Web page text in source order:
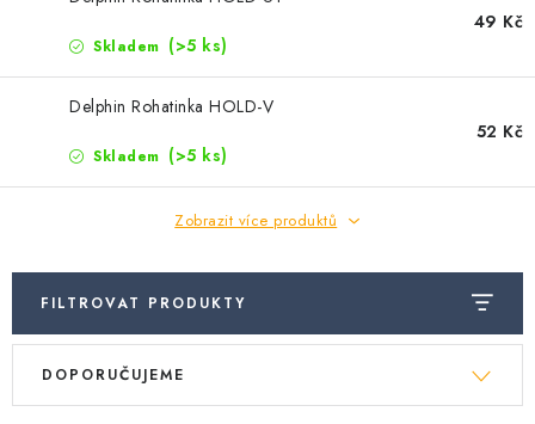
Camping
Péče o rybu
Lov s lodí
Skladem (>5 ks)
49 Kč
Delphin Rohatinka HOLD-V
Skladem (>5 ks)
52 Kč
Zobrazit více produktů
FILTROVAT PRODUKTY
ý
Ř
DOPORUČUJEME